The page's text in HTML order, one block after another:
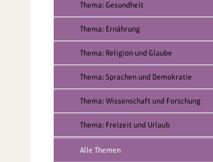
Thema: Gesundheit
Thema: Ernährung
Thema: Religion und Glaube
Thema: Sprachen und Demokratie
Thema: Wissenschaft und Forschung
Thema: Freizeit und Urlaub
Alle Themen